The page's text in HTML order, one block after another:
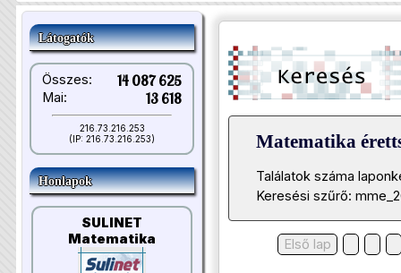
Látogatók
Összes: 14 087 625
Mai: 13 618
216.73.216.253
(IP: 216.73.216.253)
Honlapok
SULINET
Matematika
Matematika
Találatok száma
Keresési szűrő:
Első lap